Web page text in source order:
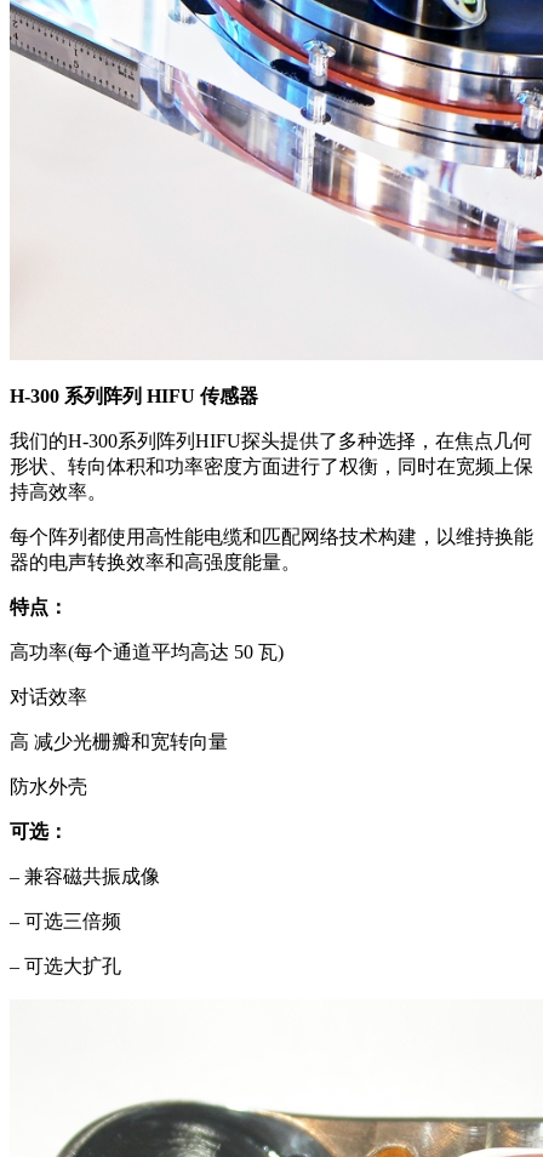
H-300 系列阵列 HIFU 传感器
我们的H-300系列阵列HIFU探头提供了多种选择，在焦点几何
形状、转向体积和功率密度方面进行了权衡，同时在宽频上保
持高效率。
每个阵列都使用高性能电缆和匹配网络技术构建，以维持换能
器的电声转换效率和高强度能量。
特点：
高功率(每个通道平均高达 50 瓦)
对话效率
高 减少光栅瓣和宽转向量
防水外壳
可选：
– 兼容磁共振成像
– 可选三倍频
– 可选大扩孔